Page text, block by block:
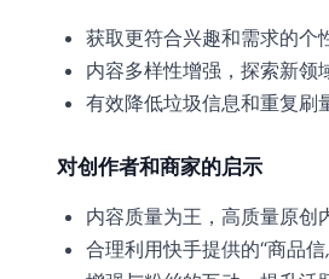
获取更符合兴趣和需求的个
内容多样性增强，探索新领
有效降低垃圾信息和重复刷
对创作者和商家的启示
内容质量为王，高质量原创
合理利用快手提供的“商品